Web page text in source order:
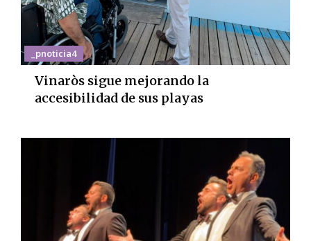
_pnoticia4
Vinaròs sigue mejorando la
accesibilidad de sus playas